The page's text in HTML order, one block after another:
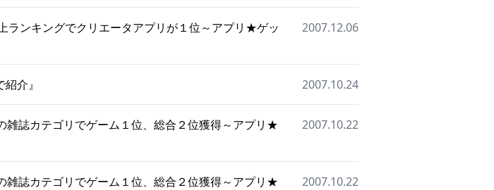
ンキングでクリエータアプリが１位～アプリ★ゲッ
2007.12.06
介』 2007.10.24
誌カテゴリでゲーム１位、総合２位獲得～アプリ★
2007.10.22
誌カテゴリでゲーム１位、総合２位獲得～アプリ★
2007.10.22